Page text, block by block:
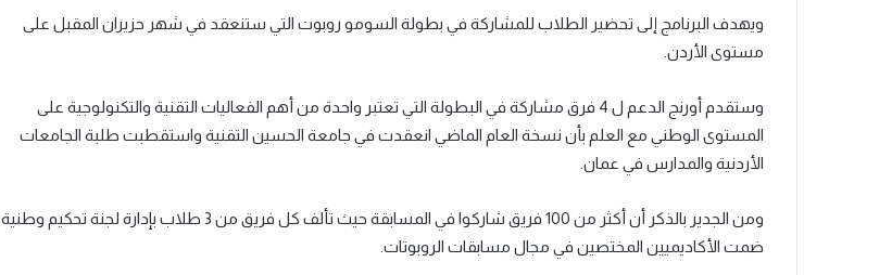
ويهدف البرنامج إلى تحضير الطلاب للمشاركة في بطولة السومو روبوت التي ستنعقد في شهر حزيران المقبل على
مستوى الأردن.
وستقدم أورنج الدعم ل 4 فرق مشاركة في البطولة التي تعتبر واحدة من أهم الفعاليات التقنية والتكنولوجية على
المستوى الوطني مع العلم بأن نسخة العام الماضي انعقدت في جامعة الحسين التقنية واستقطبت طلبة الجامعات
الأردنية والمدارس في عمان.
ومن الجدير بالذكر أن أكثر من 100 فريق شاركوا في المسابقة حيث تألف كل فريق من 3 طلاب
بإدارة لجنة تحكيم وطنية
ضمت الأكاديميين المختصين في مجال مسابقات الروبوتات